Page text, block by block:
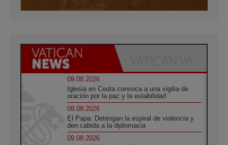
09.08.2026
Iglesia en Ceuta convoca a una vigilia de
oración por la paz y la estabilidad
09.08.2026
El Papa: Detengan la espiral de violencia y
den cabida a la diplomacia
09.08.2026